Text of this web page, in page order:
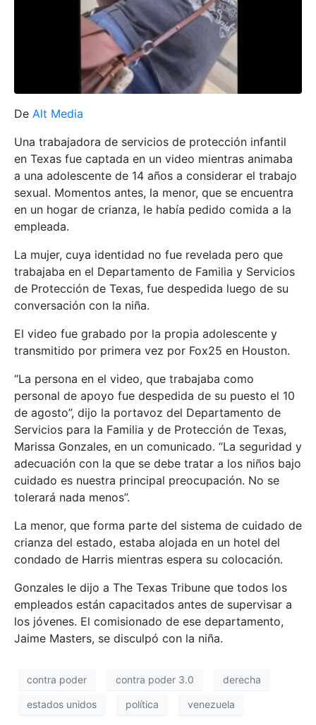
De Alt Media
Una trabajadora de servicios de protección infantil
en Texas fue captada en un video mientras animaba
a una adolescente de 14 años a considerar el trabajo
sexual. Momentos antes, la menor, que se encuentra
en un hogar de crianza, le había pedido comida a la
empleada.
La mujer, cuya identidad no fue revelada pero que
trabajaba en el Departamento de Familia y Servicios
de Protección de Texas, fue despedida luego de su
conversación con la niña.
El video fue grabado por la propia adolescente y
transmitido por primera vez por Fox25 en Houston.
“La persona en el video, que trabajaba como
personal de apoyo fue despedida de su puesto el 10
de agosto”, dijo la portavoz del Departamento de
Servicios para la Familia y de Protección de Texas,
Marissa Gonzales, en un comunicado. “La seguridad y
adecuación con la que se debe tratar a los niños bajo
cuidado es nuestra principal preocupación. No se
tolerará nada menos”.
La menor, que forma parte del sistema de cuidado de
crianza del estado, estaba alojada en un hotel del
condado de Harris mientras espera su colocación.
Gonzales le dijo a The Texas Tribune que todos los
empleados están capacitados antes de supervisar a
los jóvenes. El comisionado de ese departamento,
Jaime Masters, se disculpó con la niña.
contra poder contra poder 3.0 derecha
estados unidos política venezuela